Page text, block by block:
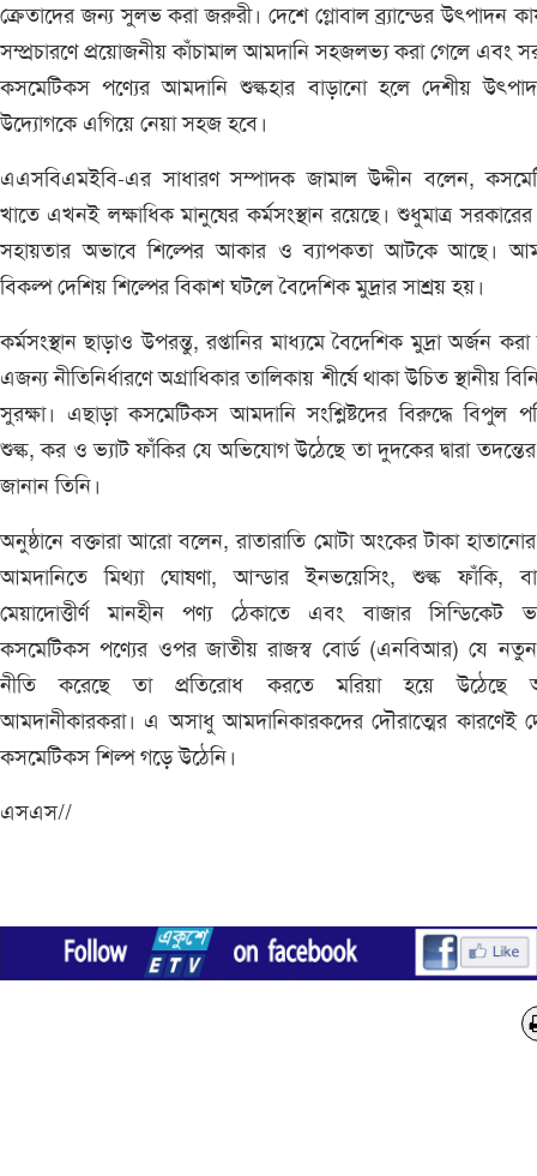
ক্রেতাদের জন্য সুলভ করা জরুরী। দেশে গ্লোবাল ব্র্যান্ডের উৎপাদন
সম্প্রচারণে প্রয়োজনীয় কাঁচামাল আমদানি সহজলভ্য করা গেলে এবং
কসমেটিকস পণ্যের আমদানি শুল্কহার বাড়ানো হলে দেশীয়
উদ্যোগকে এগিয়ে নেয়া সহজ হবে।
এএসবিএমইবি-এর সাধারণ সম্পাদক জামাল উদ্দীন বলেন,
খাতে এখনই লক্ষাধিক মানুষের কর্মসংস্থান রয়েছে। শুধুমাত্র সরকারের
সহায়তার অভাবে শিল্পের আকার ও ব্যাপকতা আটকে আছে।
বিকল্প দেশিয় শিল্পের বিকাশ ঘটলে বৈদেশিক মুদ্রার সাশ্রয় হয়।
কর্মসংস্থান ছাড়াও উপরন্তু, রপ্তানির মাধ্যমে বৈদেশিক মুদ্রা অর্জন
এজন্য নীতিনির্ধারণে অগ্রাধিকার তালিকায় শীর্ষে থাকা উচিত স্থানীয়
সুরক্ষা। এছাড়া কসমেটিকস আমদানি সংশ্লিষ্টদের বিরুদ্ধে বিপুল
শুল্ক, কর ও ভ্যাট ফাঁকির যে অভিযোগ উঠেছে তা দুদকের দ্বারা তদন্তের
জানান তিনি।
অনুষ্ঠানে বক্তারা আরো বলেন, রাতারাতি মোটা অংকের টাকা
আমদানিতে মিথ্যা ঘোষণা, আন্ডার ইনভয়েসিং, শুল্ক ফাঁকি,
মেয়াদোত্তীর্ণ মানহীন পণ্য ঠেকাতে এবং বাজার সিন্ডিকেট
কসমেটিকস পণ্যের ওপর জাতীয় রাজস্ব বোর্ড (এনবিআর) যে
নীতি করেছে তা প্রতিরোধ করতে মরিয়া হয়ে উঠেছে
আমদানীকারকরা। এ অসাধু আমদানিকারকদের দৌরাত্মের কারণেই
কসমেটিকস শিল্প গড়ে উঠেনি।
এসএস//